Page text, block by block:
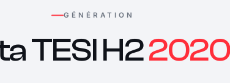
GÉNÉRATION
TESI H2